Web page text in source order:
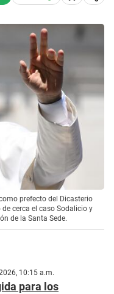
prefecto del Dicasterio
cerca el caso Sodalicio y
de la Santa Sede.
10:15 a.m.
para los